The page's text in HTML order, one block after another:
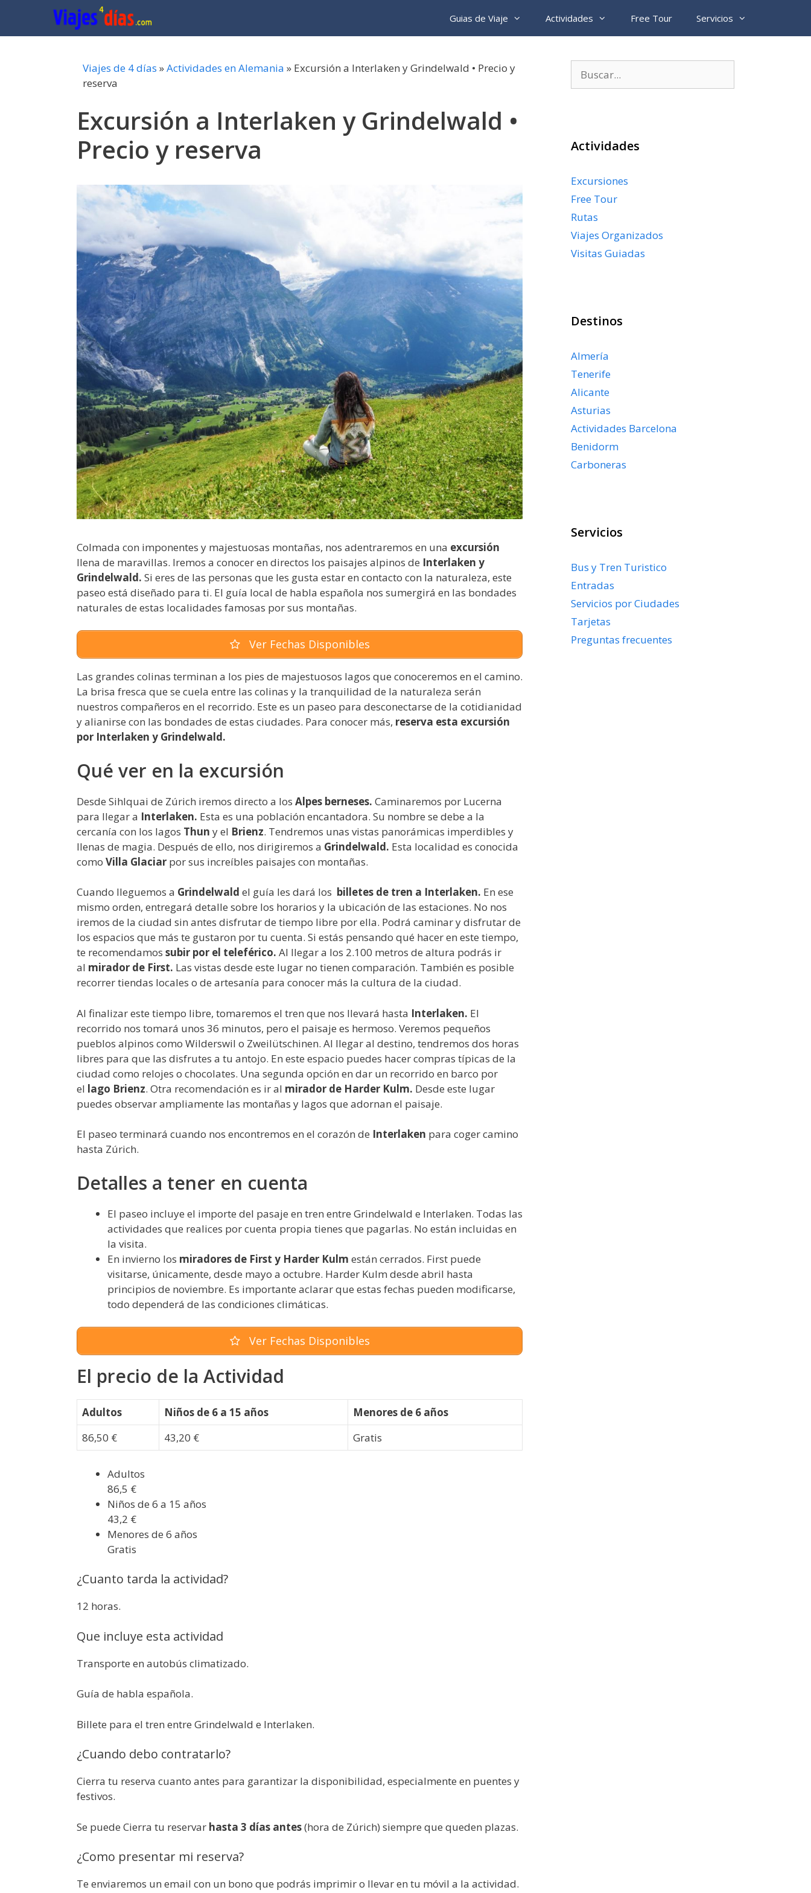
contenido
Guias de Viaje Actividades Free Tour Servicios
Viajes de 4 días »Actividades en Alemania » Excursión a Interlaken y Grindelwald • Precio y
reserva
Excursión a Interlaken y Grindelwald •
Precio y reserva
Colmada con imponentes y majestuosas montañas, nos adentraremos en una excursión
llena de maravillas. Iremos a conocer en directos los paisajes alpinos de Interlaken y
Grindelwald. Si eres de las personas que les gusta estar en contacto con la naturaleza, este
paseo está diseñado para ti. El guía local de habla española nos sumergirá en las bondades
naturales de estas localidades famosas por sus montañas.
Ver Fechas Disponibles
Las grandes colinas terminan a los pies de majestuosos lagos que conoceremos en el camino.
La brisa fresca que se cuela entre las colinas y la tranquilidad de la naturaleza serán
nuestros compañeros en el recorrido. Este es un paseo para desconectarse de la cotidianidad
y alianirse con las bondades de estas ciudades. Para conocer más, reserva esta excursión
por Interlaken y Grindelwald.
Qué ver en la excursión
Desde Sihlquai de Zúrich iremos directo a los Alpes berneses. Caminaremos por Lucerna
para llegar a Interlaken. Esta es una población encantadora. Su nombre se debe a la
cercanía con los lagos Thun y el Brienz. Tendremos unas vistas panorámicas imperdibles y
llenas de magia. Después de ello, nos dirigiremos a Grindelwald. Esta localidad es conocida
como Villa Glaciar por sus increíbles paisajes con montañas.
Cuando lleguemos a Grindelwald el guía les dará los billetes de tren a Interlaken. En ese
mismo orden, entregará detalle sobre los horarios y la ubicación de las estaciones. No nos
iremos de la ciudad sin antes disfrutar de tiempo libre por ella. Podrá caminar y disfrutar de
los espacios que más te gustaron por tu cuenta. Si estás pensando qué hacer en este tiempo,
te recomendamos subir por el teleférico. Al llegar a los 2.100 metros de altura podrás ir
al mirador de First. Las vistas desde este lugar no tienen comparación. También es posible
recorrer tiendas locales o de artesanía para conocer más la cultura de la ciudad.
Al finalizar este tiempo libre, tomaremos el tren que nos llevará hasta Interlaken. El
recorrido nos tomará unos 36 minutos, pero el paisaje es hermoso. Veremos pequeños
pueblos alpinos como Wilderswil o Zweilütschinen. Al llegar al destino, tendremos dos horas
libres para que las disfrutes a tu antojo. En este espacio puedes hacer compras típicas de la
ciudad como relojes o chocolates. Una segunda opción en dar un recorrido en barco por
el lago Brienz. Otra recomendación es ir al mirador de Harder Kulm. Desde este lugar
puedes observar ampliamente las montañas y lagos que adornan el paisaje.
El paseo terminará cuando nos encontremos en el corazón de Interlaken para coger camino
hasta Zúrich.
Detalles a tener en cuenta
El paseo incluye el importe del pasaje en tren entre Grindelwald e Interlaken. Todas las
actividades que realices por cuenta propia tienes que pagarlas. No están incluidas en
la visita.
En invierno los miradores de First y Harder Kulm están cerrados. First puede
visitarse, únicamente, desde mayo a octubre. Harder Kulm desde abril hasta
principios de noviembre. Es importante aclarar que estas fechas pueden modificarse,
todo dependerá de las condiciones climáticas.
Ver Fechas Disponibles
El precio de la Actividad
Adultos Niños de 6 a 15 años
Menores de 6 años
86,50 €
43,20 € Gratis
Adultos
86,5 €
Niños de 6 a 15 años
43,2 €
Menores de 6 años
Gratis
¿Cuanto tarda la actividad?
12 horas.
Que incluye esta actividad
Transporte en autobús climatizado.
Guía de habla española.
Billete para el tren entre Grindelwald e Interlaken.
¿Cuando debo contratarlo?
Cierra tu reserva cuanto antes para garantizar la disponibilidad, especialmente en puentes y
festivos.
Se puede Cierra tu reservar hasta 3 días antes(hora de Zúrich) siempre que queden plazas.
¿Como presentar mi reserva?
Te enviaremos un email con un bono que podrás imprimir o llevar en tu móvil a la actividad.
Actividades
Excursiones
Free Tour
Rutas
Viajes Organizados
Visitas Guiadas
Destinos
Almería
Tenerife
Alicante
Asturias
Actividades Barcelona
Benidorm
Carboneras
Servicios
Bus y Tren Turistico
Entradas
Servicios por Ciudades
Tarjetas
Preguntas frecuentes